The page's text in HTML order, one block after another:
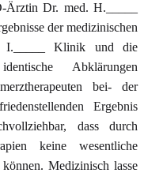
Dr. med. H._____
der medizinischen
I._____ Klinik und die
Abklärungen
bei- der
Ergebnis
dass durch
keine wesentliche
Medizinisch lasse